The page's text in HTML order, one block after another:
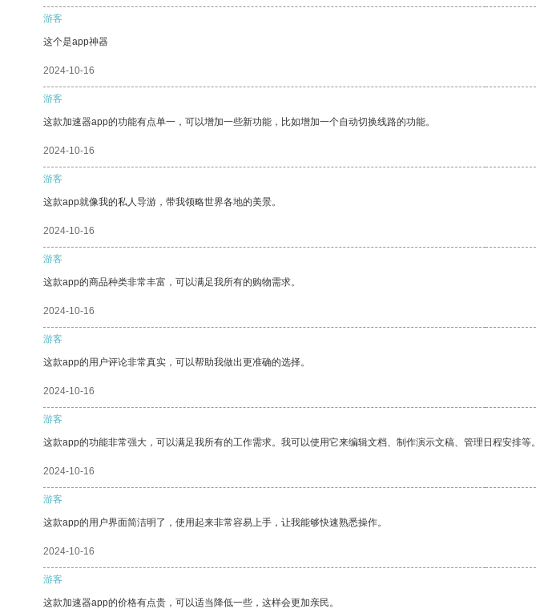
游客
这个是app神器
2024-10-16
游客
这款加速器app的功能有点单一，可以增加一些新功能，比如增加一个自动切换线路的功能。
2024-10-16
游客
这款app就像我的私人导游，带我领略世界各地的美景。
2024-10-16
游客
这款app的商品种类非常丰富，可以满足我所有的购物需求。
2024-10-16
游客
这款app的用户评论非常真实，可以帮助我做出更准确的选择。
2024-10-16
游客
这款app的功能非常强大，可以满足我所有的工作需求。我可以使用它来编辑文档、制作演示文稿、管理日程安排等。
2024-10-16
游客
这款app的用户界面简洁明了，使用起来非常容易上手，让我能够快速熟悉操作。
2024-10-16
游客
这款加速器app的价格有点贵，可以适当降低一些，这样会更加亲民。